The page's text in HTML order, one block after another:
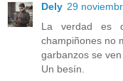
Dely 29
La verdad es
champiñones no
garbanzos se ven
Un besín.